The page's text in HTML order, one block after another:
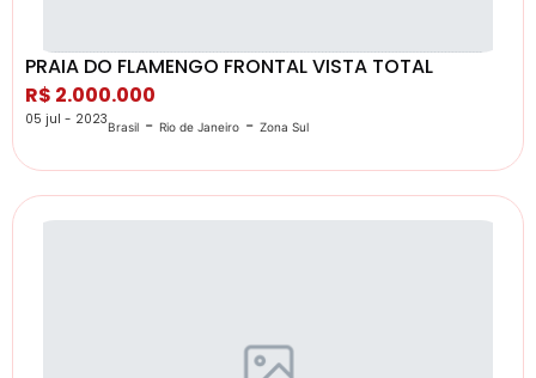
PRAIA DO FLAMENGO FRONTAL VISTA TOTAL
R$ 2.000.000
05 jul - 2023Brasil - Rio de Janeiro - Zona Sul